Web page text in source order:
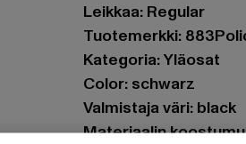
Leikkaa: Regular
Tuotemerkki:
Kategoria: Yläosat
Color: schwarz
Valmistaja väri: black
Materiaalin